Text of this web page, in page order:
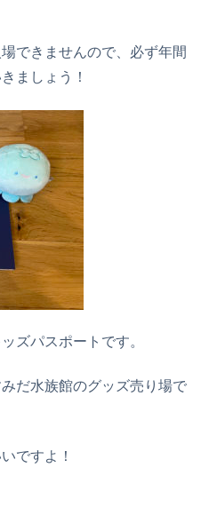
できませんので、必ず年間
ましょう！
ズパスポートです。
だ水族館のグッズ売り場で
ですよ！